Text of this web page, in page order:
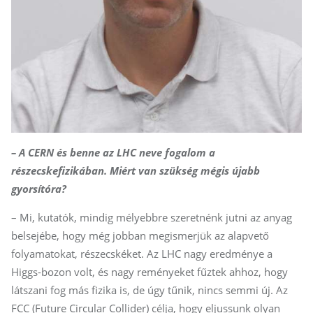
– A CERN és benne az LHC neve fogalom a
részecskefizikában. Miért van szükség mégis újabb
gyorsítóra?
– Mi, kutatók, mindig mélyebbre szeretnénk jutni az anyag
belsejébe, hogy még jobban megismerjük az alapvető
folyamatokat, részecskéket. Az LHC nagy eredménye a
Higgs-bozon volt, és nagy reményeket fűztek ahhoz, hogy
látszani fog más fizika is, de úgy tűnik, nincs semmi új. Az
FCC (Future Circular Collider) célja, hogy eljussunk olyan